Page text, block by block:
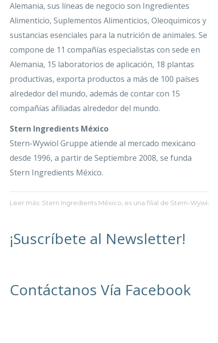
Alemania, sus líneas de negocio son Ingredientes
Alimenticio, Suplementos Alimenticios, Oleoquimicos y
sustancias esenciales para la nutrición de animales. Se
compone de 11 compañías especialistas con sede en
Alemania, 15 laboratorios de aplicación, 18 plantas
productivas, exporta productos a más de 100 países
alrededor del mundo, además de contar con 15
compañías afiliadas alrededor del mundo.
Stern Ingredients México
Stern-Wywiol Gruppe atiende al mercado mexicano
desde 1996, a partir de Septiembre 2008, se funda
Stern Ingredients México.
Leer más: Stern Ingredients México, es una filial de Stern-Wywiol
¡Suscríbete al Newsletter!
Contáctanos Vía Facebook